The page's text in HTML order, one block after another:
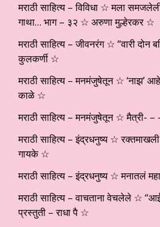
मराठी साहित्य – विविधा ☆ मला
गाथा… भाग – ३२ ☆ अरुणा मुल्हेरकर ☆
मराठी साहित्य – जीवनरंग ☆ “वारी दोन
कुलकर्णी ☆
मराठी साहित्य – मनमंजुषेतून ☆ ‘नाझ’
काळे ☆
मराठी साहित्य – मनमंजुषेतून ☆ मैत्री-
मराठी साहित्य – इंद्रधनुष्य ☆
गायके ☆
मराठी साहित्य – इंद्रधनुष्य ☆ मनातलं
मराठी साहित्य – वाचताना वेचलेले ☆
प्रस्तुती – राधा पै ☆